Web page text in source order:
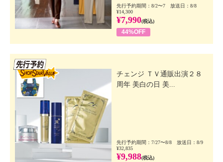
先行予約期間：8/2〜7 放送日：8/8
¥14,300
¥7,990(税込)
44%OFF
チェンジ ＴＶ通販出演２８
周年 美白の日 美...
先行予約期間：7/27〜8/8 放送日：8/9
¥32,835
¥9,988(税込)